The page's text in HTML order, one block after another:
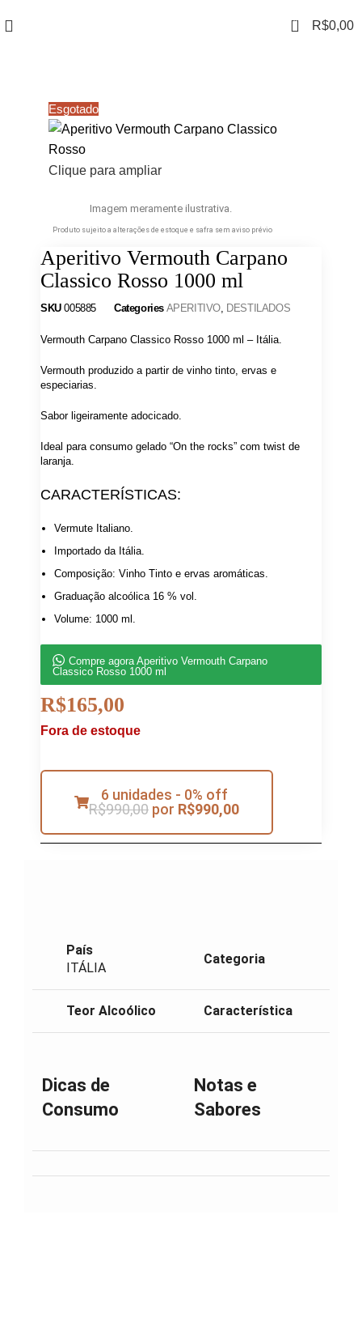
0 R$0,00
Esgotado
Clique para ampliar
Imagem meramente ilustrativa.
Produto sujeito a alterações de estoque e safra sem aviso prévio
Aperitivo Vermouth Carpano
Classico Rosso 1000 ml
SKU005885 Categories APERITIVO, DESTILADOS
Vermouth Carpano Classico Rosso 1000 ml – Itália.
Vermouth produzido a partir de vinho tinto, ervas e
especiarias.
Sabor ligeiramente adocicado.
Ideal para consumo gelado “On the rocks” com twist de
laranja.
CARACTERÍSTICAS:
Vermute Italiano.
Importado da Itália.
Composição: Vinho Tinto e ervas aromáticas.
Graduação alcoólica 16 % vol.
Volume: 1000 ml.
Compre agora Aperitivo Vermouth Carpano
Classico Rosso 1000 ml
R$165,00
Fora de estoque
6 unidades - 0% off
R$990,00 por R$990,00
País
ITÁLIA
Categoria
Teor Alcoólico Característica
Dicas de
Consumo
Notas e
Sabores